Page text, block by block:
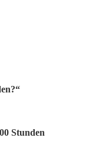
Stunden